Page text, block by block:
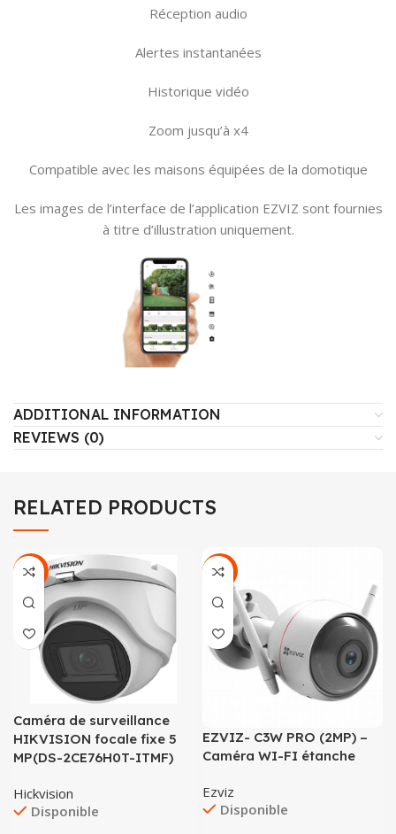
Réception audio
Alertes instantanées
Historique vidéo
Zoom jusqu’à x4
Compatible avec les maisons équipées de la domotique
Les images de l’interface de l’application EZVIZ sont fournies
à titre d’illustration uniquement.
ADDITIONAL INFORMATION
REVIEWS (0)
RELATED PRODUCTS
-37%
Caméra de surveillance
HIKVISION focale fixe 5
MP(DS-2CE76H0T-ITMF)
Hickvision
Disponible
-21%
EZVIZ- C3W PRO (2MP) –
Caméra WI-FI étanche
Ezviz
Disponible